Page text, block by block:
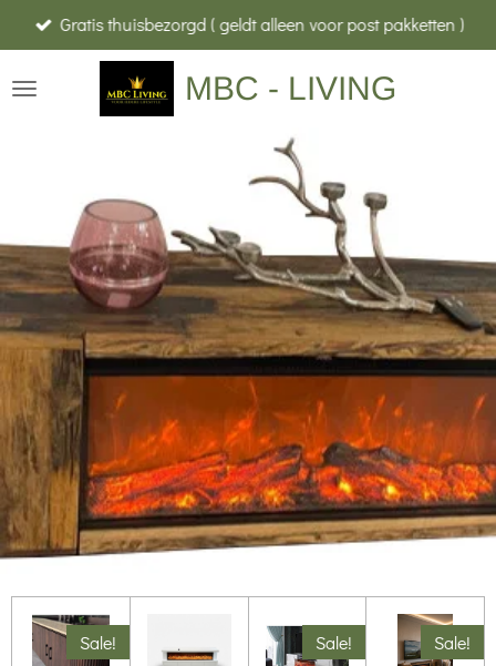
direct
naar
MBC - LIVING
Gratis thuisbezorgd ( geldt alleen voor post pakketten )
Sale! Sale! Sale!